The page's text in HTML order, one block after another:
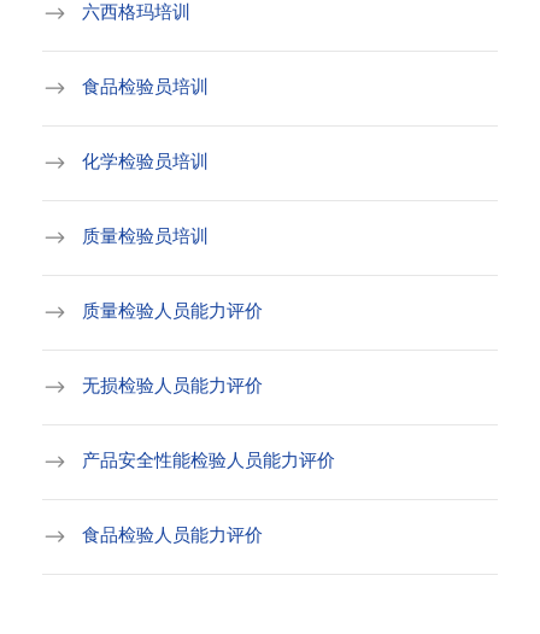
六西格玛培训
食品检验员培训
化学检验员培训
质量检验员培训
质量检验人员能力评价
无损检验人员能力评价
产品安全性能检验人员能力评价
食品检验人员能力评价